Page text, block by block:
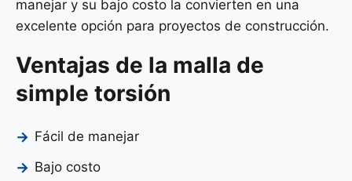
manejar y su bajo costo la convierten en una
excelente opción para proyectos de construcción.
Ventajas de la malla de
simple torsión
Fácil de manejar
Bajo costo